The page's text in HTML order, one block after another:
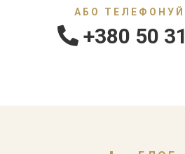
АБО
+380 50